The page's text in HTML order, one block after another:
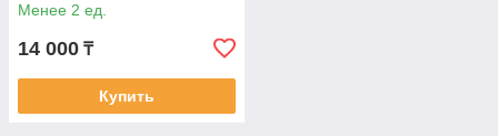
Менее 2 ед.
14 000 ₸
Купить